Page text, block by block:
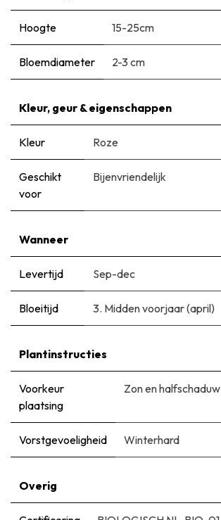
Hoogte 15-25cm
Bloemdiameter 2-3 cm
Kleur, geur & eigenschappen
Kleur Roze
Geschikt
voor
Bijenvriendelijk
Wanneer
Levertijd Sep-dec
Bloeitijd 3. Midden voorjaar (april)
Plantinstructies
Voorkeur
plaatsing
Zon en halfschaduw
Vorstgevoeligheid Winterhard
Overig